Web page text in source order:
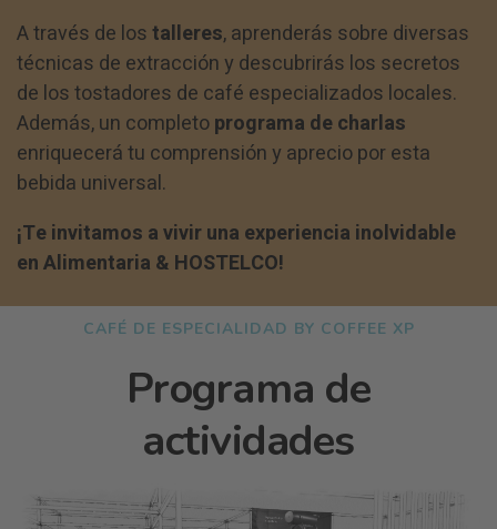
A través de lostalleres, aprenderás sobre diversas
técnicas de extracción y descubrirás los secretos
de los tostadores de café especializados locales.
Además, un completoprograma de charlas
enriquecerá tu comprensión y aprecio por esta
bebida universal.
¡Te invitamos a vivir una experiencia inolvidable
en Alimentaria & HOSTELCO!
CAFÉ DE ESPECIALIDAD BY COFFEE XP
Programa de
actividades